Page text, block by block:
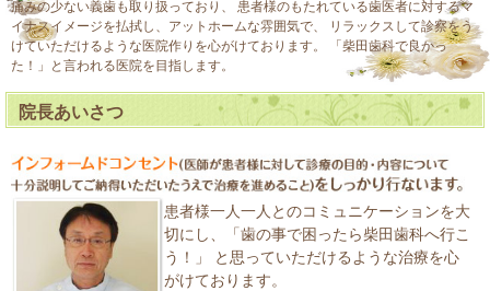
痛みの少ない義歯も取り扱っており、 患者様のもたれている歯医者に対するマ
イナスイメージを払拭し、アットホームな雰囲気で、 リラックスして診察をう
けていただけるような医院作りを心がけております。 「柴田歯科で良かっ
た！」と言われる医院を目指します。
院長あいさつ
患者様一人一人とのコミュニケーションを大
切にし、「歯の事で困ったら柴田歯科へ行こ
う！」 と思っていただけるような治療を心
がけております。